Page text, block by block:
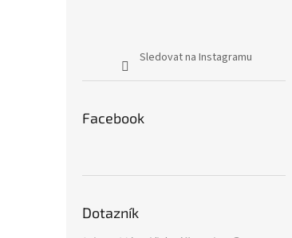
Sledovat na Instagramu
Facebook
Dotazník